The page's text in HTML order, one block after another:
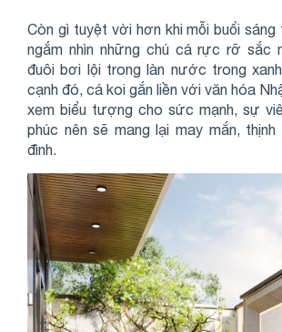
Còn gì tuyệt vời hơn khi mỗi buổi
ngắm nhìn những chú cá rực rỡ sắc
đuôi bơi lội trong làn nước trong
cạnh đó, cá koi gắn liền với văn hóa
xem biểu tượng cho sức mạnh, sự
phúc nên sẽ mang lại may mắn,
đình.